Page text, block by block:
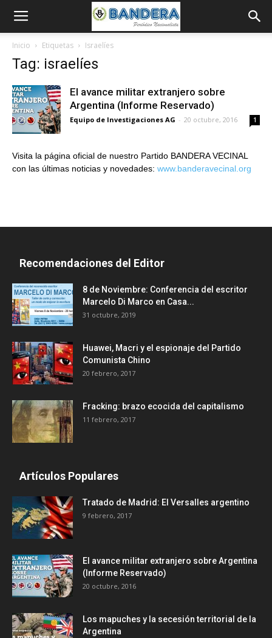
Inicio Etiquetas Israelíes
Tag: israelíes
El avance militar extranjero sobre
Argentina (Informe Reservado)
Equipo de Investigaciones AG - 20 octubre, 2016 1
Visita la página oficial de nuestro Partido BANDERA VECINAL
con las últimas noticias y novedades: www.banderavecinal.org
Recomendaciones del Editor
8 de Noviembre: Conferencia del escritor
Marcelo Di Marco en Casa...
31 octubre, 2019
Huawei, Macri y el espionaje del Partido
Comunista Chino
20 febrero, 2017
Fracking: brazo ecocida del capitalismo
11 febrero, 2017
Artículos Populares
Tratado de Madrid: El Versalles argentino
9 febrero, 2017
El avance militar extranjero sobre Argentina
(Informe Reservado)
20 octubre, 2016
Los mapuches y la secesión territorial de la
Argentina